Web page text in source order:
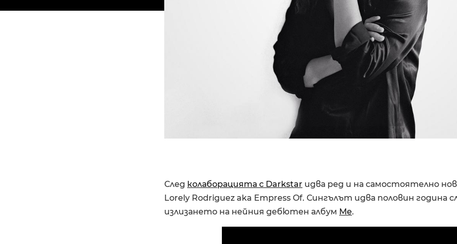
След колаборацията с Darkstar идва ред и на самостоятелно
Lorely Rodriguez aka Empress Of. Сингълът идва половин година
излизането на нейния дебютен албум Me.